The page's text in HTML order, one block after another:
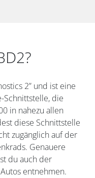
2” und ist eine
Schnittstelle, die
in nahezu allen
diese Schnittstelle
zugänglich auf der
Genauere
du auch der
entnehmen.